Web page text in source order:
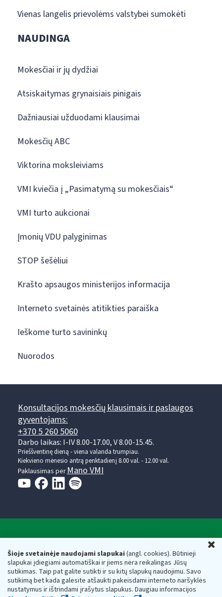
Šioje svetainėje naudojami slapukai(angl. cookies). Būtinieji
slapukai įdiegiami automatiškai ir jiems nėra reikalingas Jūsų
sutikimas. Taip pat galite sutikti ir su kitų slapukų naudojimu. Savo
sutikimą bet kada galėsite atšaukti pakeisdami interneto naršyklės
nustatymus ir ištrindami įrašytus slapukus. Daugiau informacijos
Vienas langelis prievolėms valstybei sumokėti
NAUDINGA
Mokesčiai ir jų dydžiai
Atsiskaitymas grynaisiais pinigais
Dažniausiai užduodami klausimai
Mokesčių ABC
Viktorina moksleiviams
VMI kviečia į „Pasimatymą su mokesčiais“
VMI turto aukcionai
Įmonių VDU palyginimas
STOP šešėliui
Krašto apsaugos ministerijos informacija
Interneto svetainės atitikties paraiška
Ieškome turto savininkų
Nuorodos
Konsultacijos mokesčių klausimais ir paslaugos
gyventojams:
+370 5 260 5060
Darbo laikas: I-IV 8.00-17.00, V 8.00-15.45.
Prieššventinę dieną - viena valanda trumpiau.
Kiekvieno mėnesio antrą penktadienį 8.00 val. - 12.00 val.
Paklausimas perMano VMI
Valstybinė mokesčių inspekcija prie Lietuvos
Respublikos finansų ministerijos
Biudžetinė įstaiga. Juridinio asmens kodas — 188659752,
adresas: Vasario 16-osios g. 14, 01107 Vilnius, Lietuva, el.paštas:
vmi@vmi.lt , E. pristatymo dėžutės adresas 188659752
Duomenys apie Valstybinę mokesčių inspekciją prie Lietuvos